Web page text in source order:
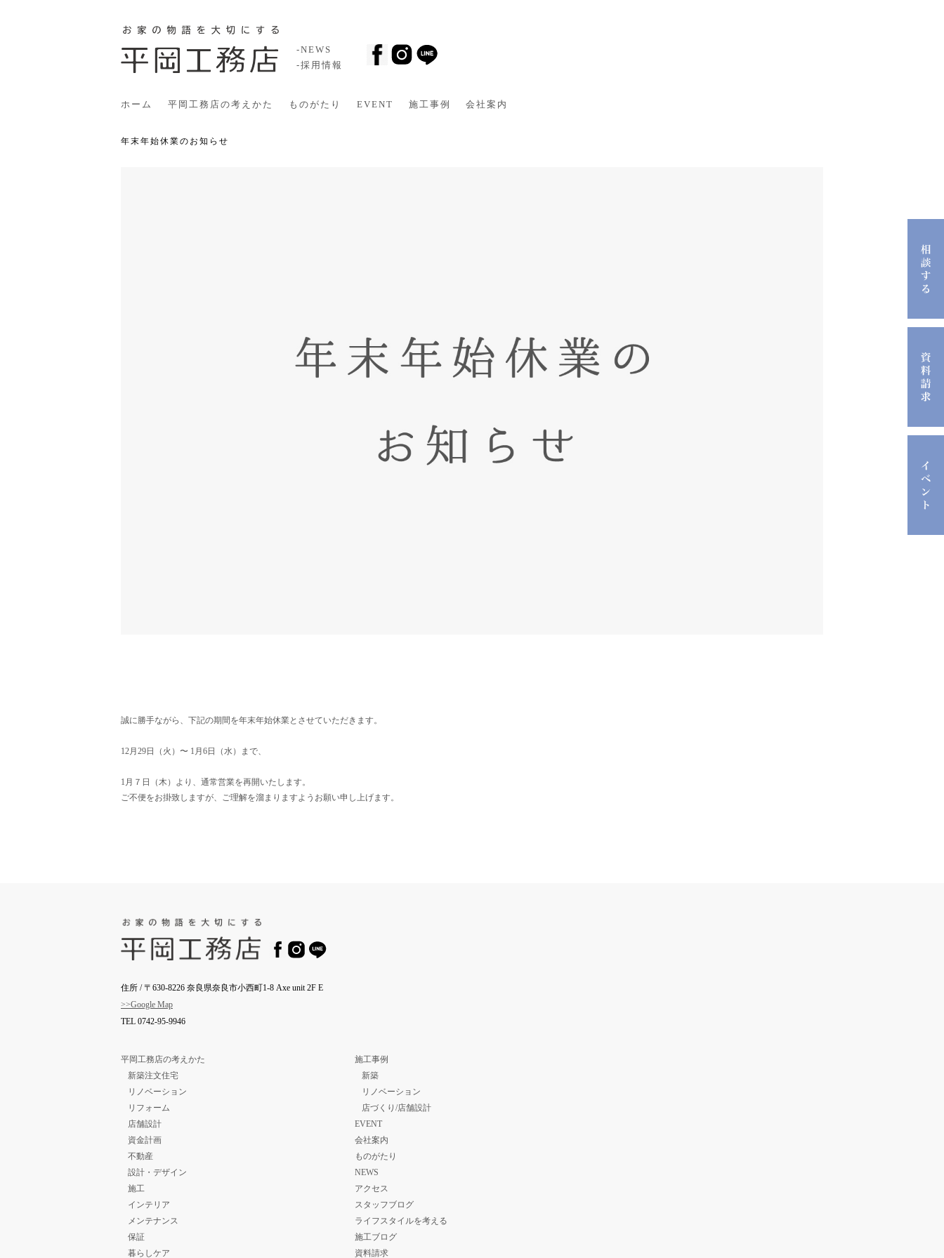
-NEWS
-採用情報
ホーム 平岡工務店の考えかた ものがたり EVENT 施工事例 会社案内
年末年始休業のお知らせ
誠に勝手ながら、下記の期間を年末年始休業とさせていただきます。
12月29日（火）〜 1月6日（水）まで、
1月７日（木）より、通常営業を再開いたします。
ご不便をお掛致しますが、ご理解を溜まりますようお願い申し上げます。
住所 / 〒630-8226 奈良県奈良市小西町1-8 Axe unit 2F E
>>Google Map
TEL 0742-95-9946
平岡工務店の考えかた
新築注文住宅
リノベーション
リフォーム
店舗設計
資金計画
不動産
設計・デザイン
施工
インテリア
メンテナンス
保証
暮らしケア
施工事例
新築
リノベーション
店づくり/店舗設計
EVENT
会社案内
ものがたり
NEWS
アクセス
スタッフブログ
ライフスタイルを考える
施工ブログ
資料請求